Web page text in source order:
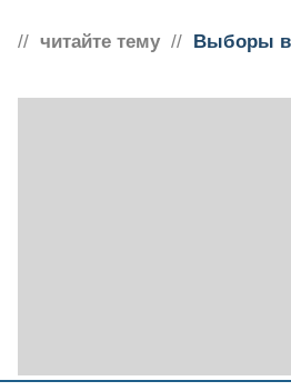
// читайте тему // Выборы в